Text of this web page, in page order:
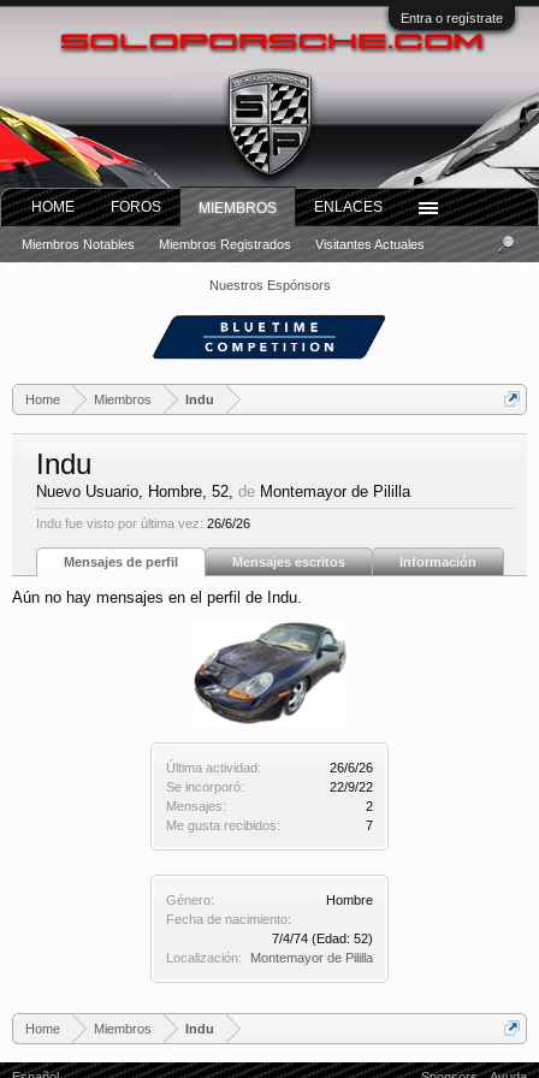
Entra o regístrate
Nuestros Espónsors
Home Miembros Indu
Última actividad:
26/6/26
Se incorporó:
22/9/22
Mensajes:
2
Me gusta recibidos:
7
Género:
Hombre
Fecha de nacimiento:
7/4/74 (Edad: 52)
Localización:
Montemayor de Pililla
Indu
Nuevo Usuario, Hombre, 52, de Montemayor de Pililla
Indu fue visto por última vez: 26/6/26
Mensajes de perfil Mensajes escritos Información
Aún no hay mensajes en el perfil de Indu.
Home Miembros Indu
HOME FOROS MIEMBROS
Miembros Notables Miembros Registrados Visitantes Actuales
ENLACES